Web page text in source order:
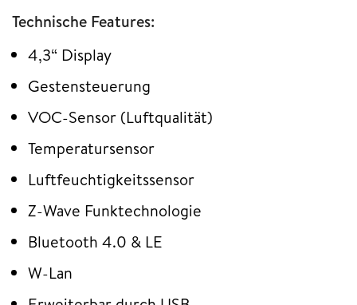
Technische Features:
4,3“ Display
Gestensteuerung
VOC-Sensor (Luftqualität)
Temperatursensor
Luftfeuchtigkeitssensor
Z-Wave Funktechnologie
Bluetooth 4.0 & LE
W-Lan